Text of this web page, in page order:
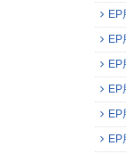
EP
EP
EP